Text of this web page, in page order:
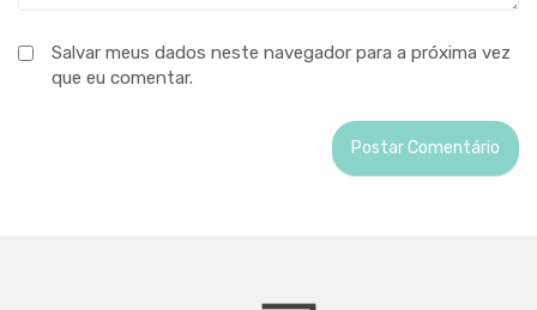
Salvar meus dados neste navegador para a próxima vez
que eu comentar.